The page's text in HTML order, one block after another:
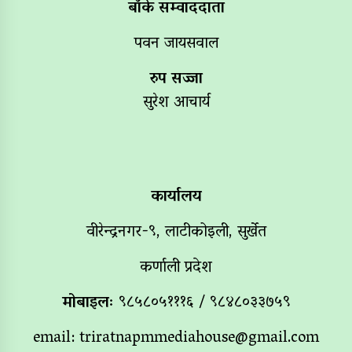
बाँके सम्वाददाता
पवन जायसवाल
रुप सज्जा
सुरेश आचार्य
कार्यालय
वीरेन्द्रनगर-९, लाटीकोइली, सुर्खेत
कर्णाली प्रदेश
मोबाइलः ९८५८०५१११६ / ९८४८०३३७५९
email:triratnapmmediahouse@gmail.com